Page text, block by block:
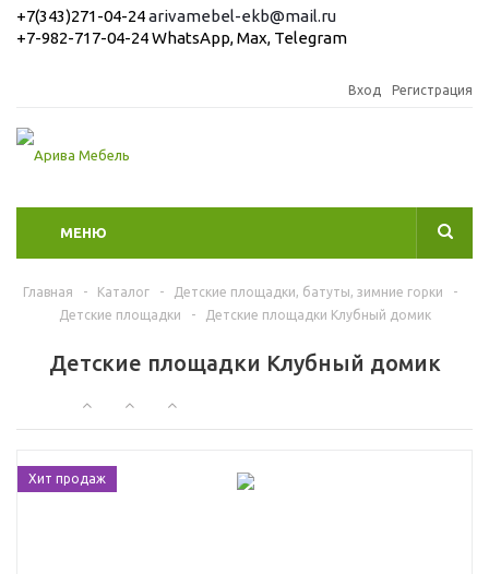
+7(343)271-04-24arivamebel-ekb@mail.ru
+7-982-717-04-24 WhatsApp, Max, Telegram
Вход Регистрация
МЕНЮ
Главная - Каталог - Детские площадки, батуты, зимние горки
-
Детские площадки
- Детские площадки Клубный домик
Детские площадки Клубный домик
Хит продаж